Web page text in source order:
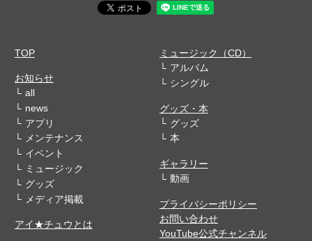
TOP
お知らせ
all
news
アプリ
メンテナンス
イベント
ミュージック
グッズ
メディア掲載
アイ★チュウとは
ミュージック（CD）
アルバム
シングル
グッズ・本
グッズ
本
ギャラリー
動画
プライバシーポリシー
お問い合わせ
YouTube公式チャンネル